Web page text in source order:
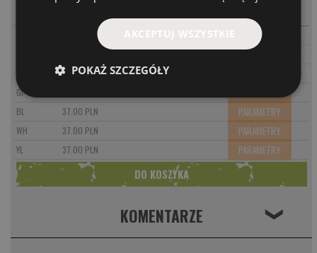
37.00 PLN PARAMETRY
PARAMETRY
37.00 PLN
GI
BL 37.00 PLN PARAMETRY
WH 37.00 PLN PARAMETRY
YL 37.00 PLN PARAMETRY
KOMENTARZE ❮
AKCEPTUJ WSZYSTKIE
POKAŻ SZCZEGÓŁY